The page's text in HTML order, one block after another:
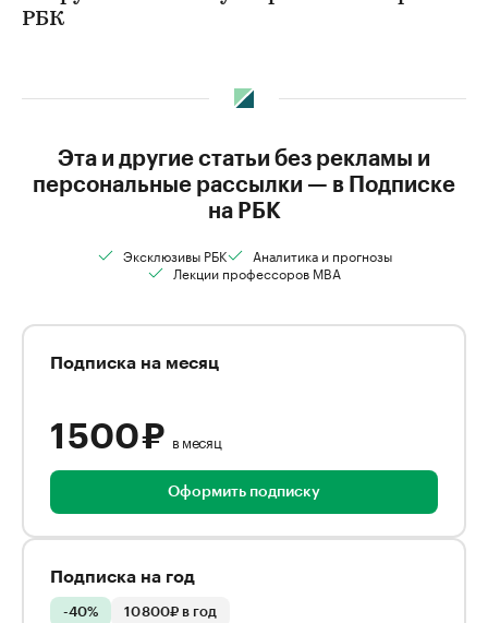
РБК
Эта и другие статьи без рекламы и
персональные рассылки — в Подписке
на РБК
Эксклюзивы РБК
Аналитика и прогнозы
Лекции профессоров MBA
Подписка на месяц
1 500 ₽ в месяц
Оформить подписку
Подписка на год
-40% 10 800₽ в год